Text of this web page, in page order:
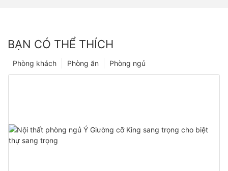
BẠN CÓ THỂ THÍCH
Phòng ngủ
Phòng ăn
Phòng khách